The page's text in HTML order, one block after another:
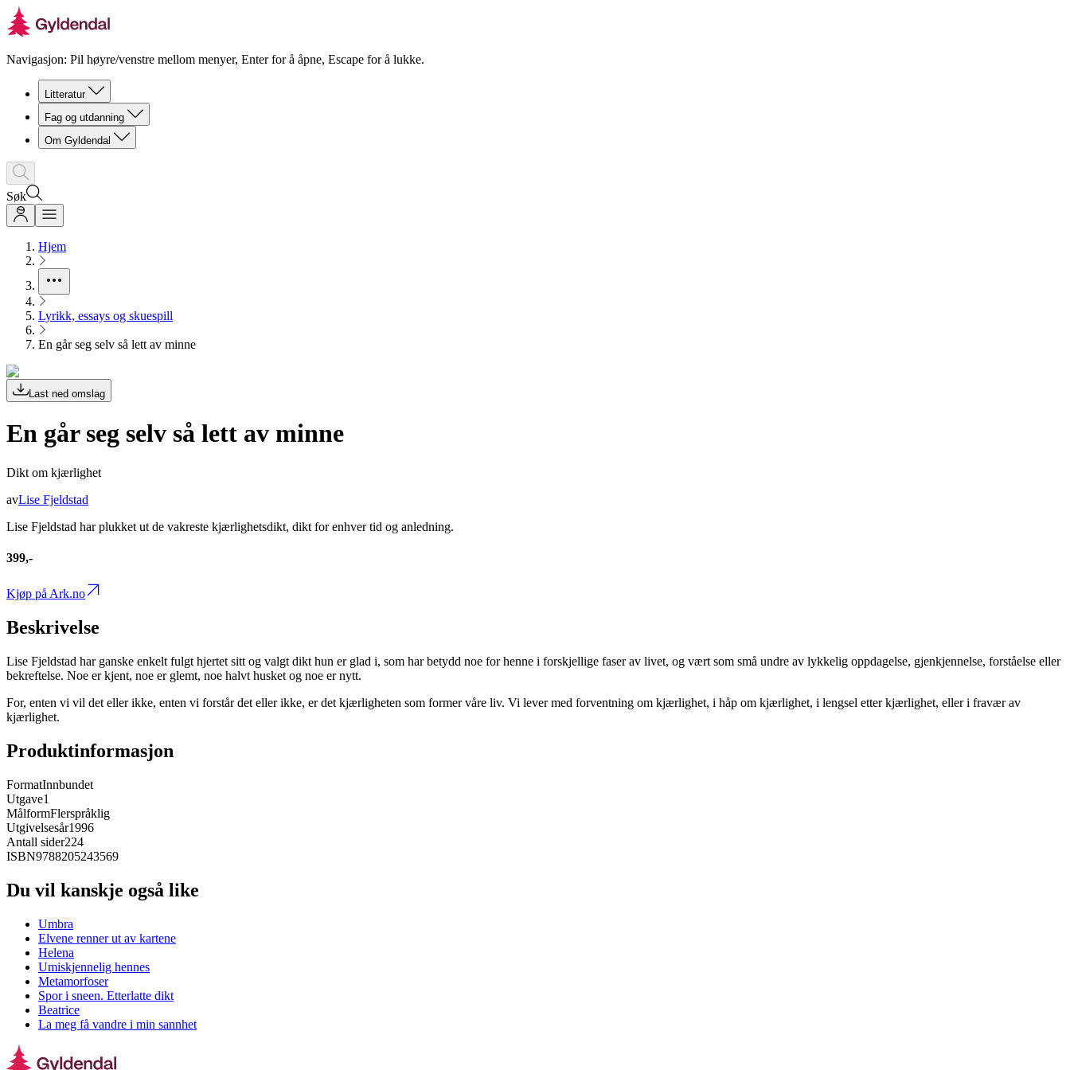
Navigasjon: Pil høyre/venstre mellom menyer, Enter for å åpne, Escape for å lukke.
Litteratur
Fag og utdanning
Om Gyldendal
Søk
Hjem
Lyrikk, essays og skuespill
En går seg selv så lett av minne
Last ned omslag
En går seg selv så lett av minne
Dikt om kjærlighet
avLise Fjeldstad
Lise Fjeldstad har plukket ut de vakreste kjærlighetsdikt, dikt for enhver tid og anledning.
399,-
Kjøp på Ark.no
Beskrivelse
Lise Fjeldstad har ganske enkelt fulgt hjertet sitt og valgt dikt hun er glad i, som har betydd noe for henne i forskjellige faser av livet, og vært som små undre av lykkelig oppdagelse, gjenkjennelse, forståelse eller
bekreftelse. Noe er kjent, noe er glemt, noe halvt husket og noe er nytt.
For, enten vi vil det eller ikke, enten vi forstår det eller ikke, er det kjærligheten som former våre liv. Vi lever med forventning om kjærlighet, i håp om kjærlighet, i lengsel etter kjærlighet, eller i fravær av
kjærlighet.
Produktinformasjon
FormatInnbundet
Utgave1
MålformFlerspråklig
Utgivelsesår1996
Antall sider224
ISBN9788205243569
Du vil kanskje også like
Umbra
Elvene renner ut av kartene
Helena
Umiskjennelig hennes
Metamorfoser
Spor i sneen. Etterlatte dikt
Beatrice
La meg få vandre i min sannhet